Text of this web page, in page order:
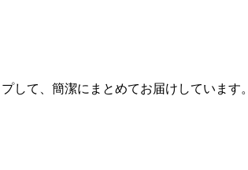
して、簡潔にまとめてお届けしています。